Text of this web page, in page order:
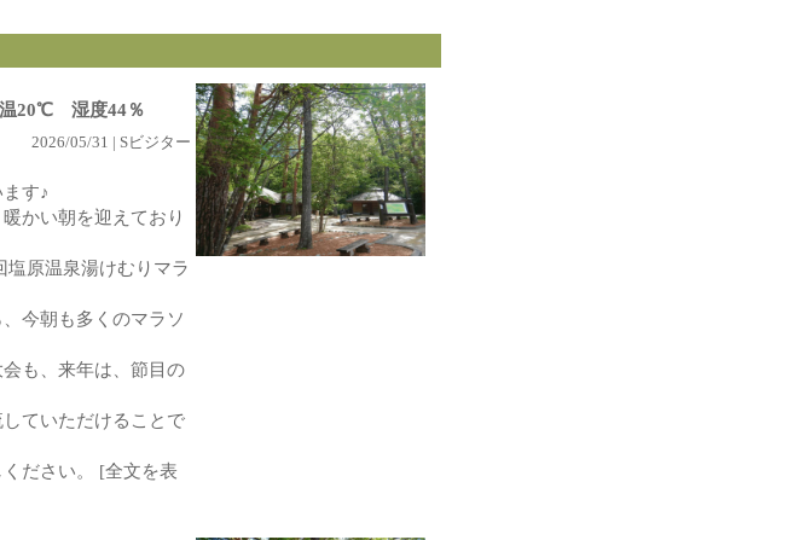
20℃ 湿度44％
2026/05/31 | Sビジター
す♪
かい朝を迎えており
原温泉湯けむりマラ
今朝も多くのマラソ
も、来年は、節目の
ていただけることで
ださい。 [全文を表